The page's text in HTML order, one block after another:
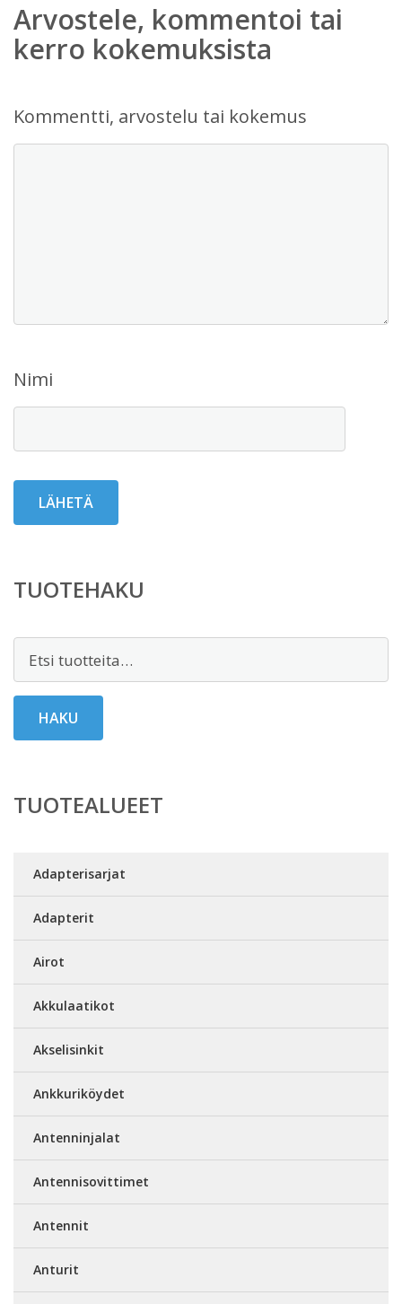
Arvostele, kommentoi tai
kerro kokemuksista
Kommentti, arvostelu tai kokemus
Nimi
TUOTEHAKU
HAKU
TUOTEALUEET
Adapterisarjat
Adapterit
Airot
Akkulaatikot
Akselisinkit
Ankkuriköydet
Antenninjalat
Antennisovittimet
Antennit
Anturit